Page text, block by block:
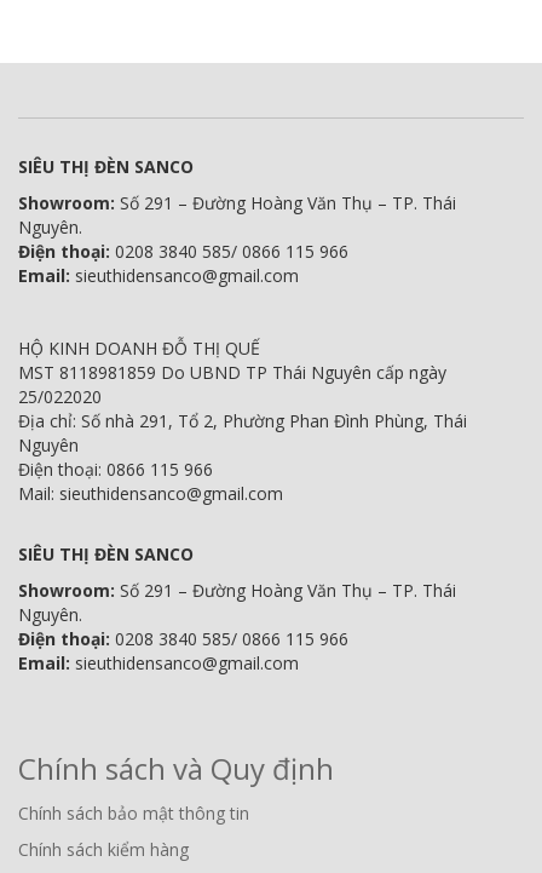
SIÊU THỊ ĐÈN SANCO
Showroom: Số 291 – Đường Hoàng Văn Thụ – TP. Thái
Nguyên.
Điện thoại: 0208 3840 585/ 0866 115 966
Email: sieuthidensanco@gmail.com
HỘ KINH DOANH ĐỖ THỊ QUẾ
MST 8118981859 Do UBND TP Thái Nguyên cấp ngày
25/022020
Địa chỉ: Số nhà 291, Tổ 2, Phường Phan Đình Phùng, Thái
Nguyên
Điện thoại: 0866 115 966
Mail: sieuthidensanco@gmail.com
SIÊU THỊ ĐÈN SANCO
Showroom: Số 291 – Đường Hoàng Văn Thụ – TP. Thái
Nguyên.
Điện thoại: 0208 3840 585/ 0866 115 966
Email: sieuthidensanco@gmail.com
Chính sách và Quy định
Chính sách bảo mật thông tin
Chính sách kiểm hàng